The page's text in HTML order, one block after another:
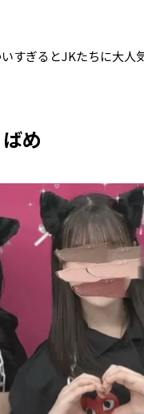
すぎるとJKたちに大
め